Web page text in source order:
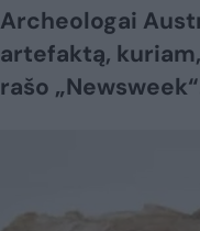
Archeologai
artefaktą,
rašo